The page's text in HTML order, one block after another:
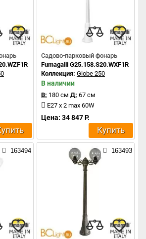
Садово-парковый фонарь
Fumagalli G25.158.S20.WXF1R
Коллекция: Globe 250
В наличии
В: 180 см Д: 67 см
E27 x 2 max 60W
Цена: 34 847 Р.
Купить
163494 163493